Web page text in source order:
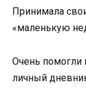
Принимала
«маленькую
Очень
личный